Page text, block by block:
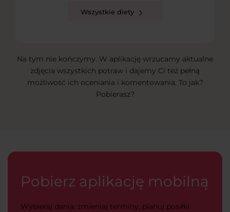
Wszystkie diety
Na tym nie kończymy. W aplikację wrzucamy aktualne
zdjęcia wszystkich potraw i dajemy Ci też pełną
możliwość ich oceniania i komentowania. To jak?
Pobierasz?
Pobierz aplikację mobilną
Wybieraj dania, zmieniaj terminy, planuj posiłki